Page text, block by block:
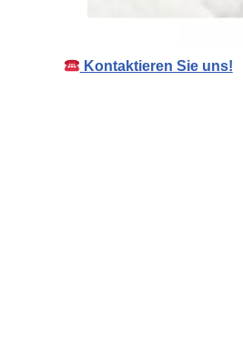
Kontaktieren Sie uns!